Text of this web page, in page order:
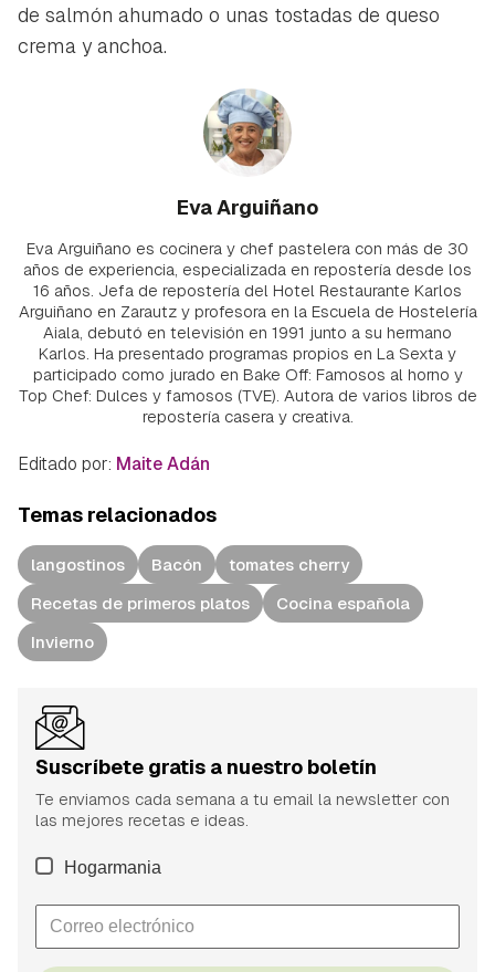
de salmón ahumado o unas tostadas de queso
crema y anchoa.
Eva Arguiñano
Eva Arguiñano es cocinera y chef pastelera con más de 30
años de experiencia, especializada en repostería desde los
16 años. Jefa de repostería del Hotel Restaurante Karlos
Arguiñano en Zarautz y profesora en la Escuela de Hostelería
Aiala, debutó en televisión en 1991 junto a su hermano
Karlos. Ha presentado programas propios en La Sexta y
participado como jurado en Bake Off: Famosos al horno y
Top Chef: Dulces y famosos (TVE). Autora de varios libros de
repostería casera y creativa.
Editado por: Maite Adán
Temas relacionados
langostinos Bacón
tomates cherry
Recetas de primeros platos
Cocina española
Invierno
Suscríbete gratis a nuestro boletín
Te enviamos cada semana a tu email la newsletter con
las mejores recetas e ideas.
Hogarmania